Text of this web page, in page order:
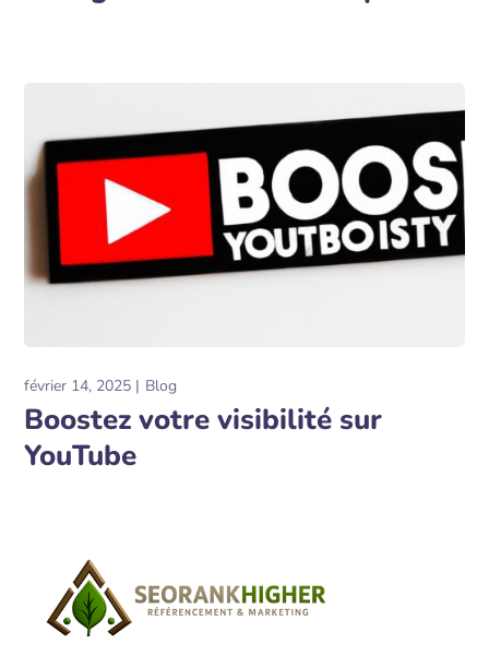
février 14, 2025 Blog
Boostez votre visibilité sur
YouTube